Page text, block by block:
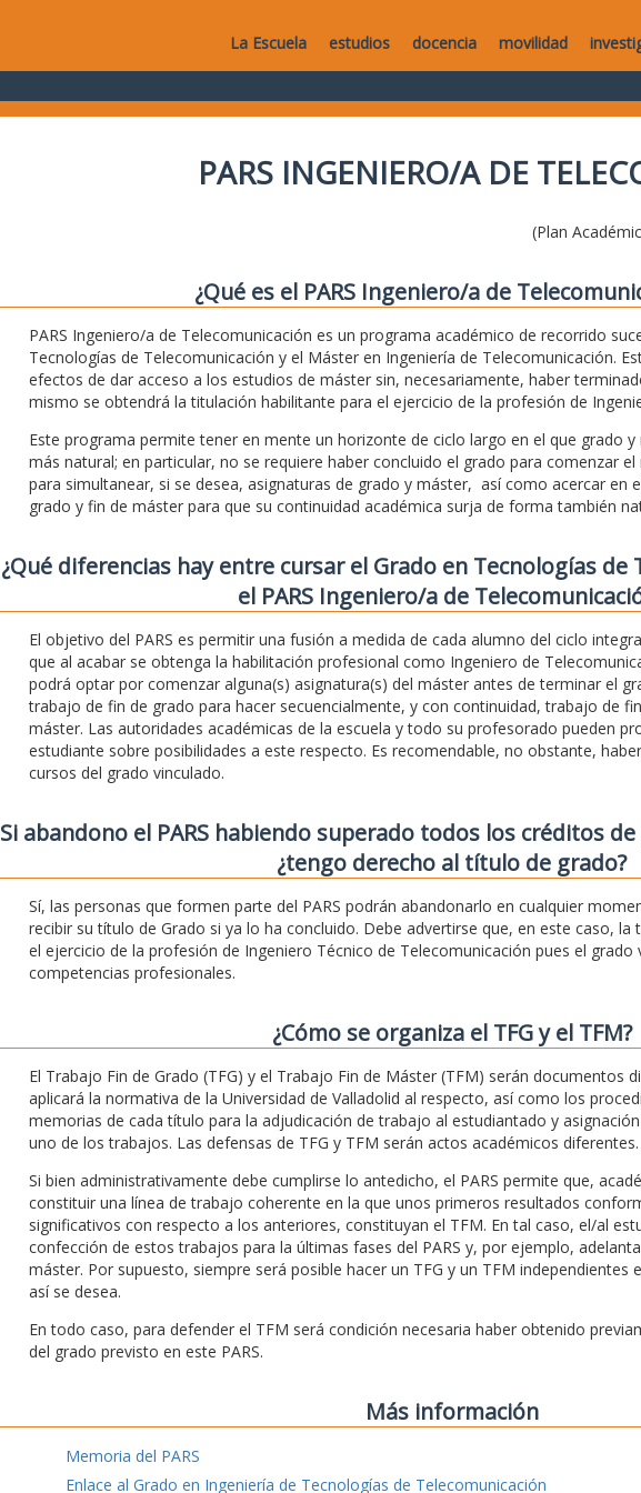
La Escuela estudios docencia movilidad
PARS INGENIERO/A DE
(Plan
¿Qué es el PARS Ingeniero/a de
PARS Ingeniero/a de Telecomunicación es un programa académico de recorrido
Tecnologías de Telecomunicación y el Máster en Ingeniería de Telecomunicación.
efectos de dar acceso a los estudios de máster sin, necesariamente, haber
mismo se obtendrá la titulación habilitante para el ejercicio de la profesión de
Este programa permite tener en mente un horizonte de ciclo largo en el que grado
más natural; en particular, no se requiere haber concluido el grado para comenzar
para simultanear, si se desea, asignaturas de grado y máster, así como acercar en
grado y fin de máster para que su continuidad académica surja de forma también
¿Qué diferencias hay entre cursar el Grado en Tecnologías de
el PARS Ingeniero/a de
El objetivo del PARS es permitir una fusión a medida de cada alumno del ciclo
que al acabar se obtenga la habilitación profesional como Ingeniero de
podrá optar por comenzar alguna(s) asignatura(s) del máster antes de terminar el
trabajo de fin de grado para hacer secuencialmente, y con continuidad, trabajo de
máster. Las autoridades académicas de la escuela y todo su profesorado pueden
estudiante sobre posibilidades a este respecto. Es recomendable, no obstante,
cursos del grado vinculado.
Si abandono el PARS habiendo superado todos los créditos
¿tengo derecho al título de grado?
Sí, las personas que formen parte del PARS podrán abandonarlo en cualquier
recibir su título de Grado si ya lo ha concluido. Debe advertirse que, en este caso,
el ejercicio de la profesión de Ingeniero Técnico de Telecomunicación pues el grado
competencias profesionales.
¿Cómo se organiza el TFG y el TFM?
El Trabajo Fin de Grado (TFG) y el Trabajo Fin de Máster (TFM) serán documentos
aplicará la normativa de la Universidad de Valladolid al respecto, así como los
memorias de cada título para la adjudicación de trabajo al estudiantado y
uno de los trabajos. Las defensas de TFG y TFM serán actos académicos diferentes.
Si bien administrativamente debe cumplirse lo antedicho, el PARS permite que,
constituir una línea de trabajo coherente en la que unos primeros resultados
significativos con respecto a los anteriores, constituyan el TFM. En tal caso, el/al
confección de estos trabajos para la últimas fases del PARS y, por ejemplo,
máster. Por supuesto, siempre será posible hacer un TFG y un TFM independientes
así se desea.
En todo caso, para defender el TFM será condición necesaria haber obtenido
del grado previsto en este PARS.
Más información
Memoria del PARS
Enlace al Grado en Ingeniería de Tecnologías de Telecomunicación